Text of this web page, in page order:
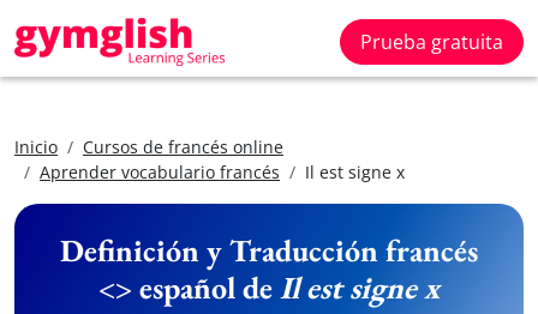
Prueba gratuita
Inicio
Cursos de francés online
Aprender vocabulario francés
Il est signe x
Definición y Traducción francés
<> español deIl est signe x